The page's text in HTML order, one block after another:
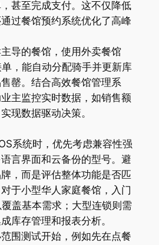
甚至完成支付。这不仅降低
过餐馆预约系统优化了高峰
导的餐馆，使用外卖餐馆
，能自动分配骑手并更新库
罄。结合高效餐馆管理系
主监控实时数据，如销售额
现数据驱动决策。
系统时，优先考虑兼容性强
言界面和云备份的型号。避
，而是评估整体功能是否匹
于小型华人家庭餐馆，入门
盖基本需求；大型连锁则需
库存管理和报表分析。
围测试开始，例如先在点餐